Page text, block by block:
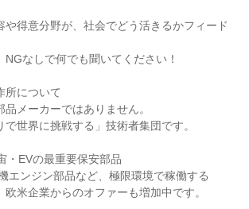
や得意分野が、社会でどう活きるかフィード
NGなしで何でも聞いてください！
所について
メーカーではありません。
で世界に挑戦する」技術者集団です。
・EVの最重要保安部品
エンジン部品など、極限環境で稼働する
米企業からのオファーも増加中です。